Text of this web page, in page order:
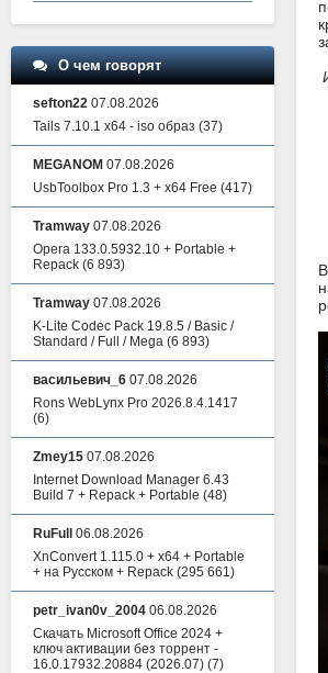
О чем говорят
sefton22 07.08.2026
Tails 7.10.1 x64 - iso образ (37)
MEGANOM 07.08.2026
UsbToolbox Pro 1.3 + x64 Free (417)
Tramway 07.08.2026
Opera 133.0.5932.10 + Portable +
Repack (6 893)
Tramway 07.08.2026
K-Lite Codec Pack 19.8.5 / Basic /
Standard / Full / Mega (6 893)
васильевич_6 07.08.2026
Rons WebLynx Pro 2026.8.4.1417
(6)
Zmey15 07.08.2026
Internet Download Manager 6.43
Build 7 + Repack + Portable (48)
RuFull
06.08.2026
XnConvert 1.115.0 + x64 + Portable
+ на Русском + Repack (295 661)
petr_ivan0v_2004 06.08.2026
Скачать Microsoft Office 2024 +
ключ активации без торрент -
16.0.17932.20884 (2026.07) (7)